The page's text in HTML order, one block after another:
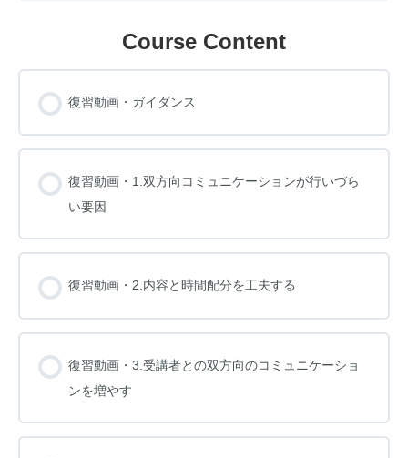
Course Content
復習動画・ガイダンス
復習動画・1.双方向コミュニケーションが行いづら
い要因
復習動画・2.内容と時間配分を工夫する
復習動画・3.受講者との双方向のコミュニケーショ
ンを増やす